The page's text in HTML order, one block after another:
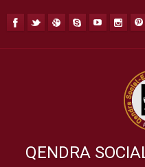
QENDRA